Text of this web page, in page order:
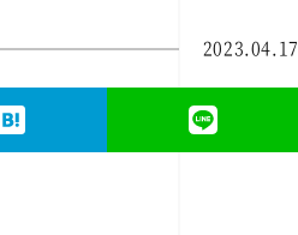
2023.04.17